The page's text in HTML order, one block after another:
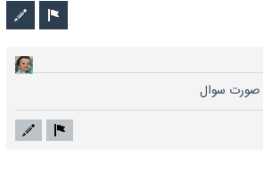
صورت سوال